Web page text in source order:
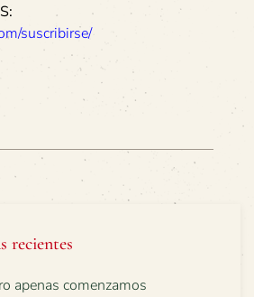
suscribirse/
recientes
apenas comenzamos